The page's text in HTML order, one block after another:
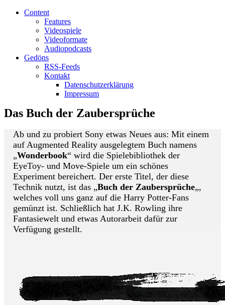
Content
Features
Videospiele
Videoformate
Audiopodcasts
Gedöns
RSS-Feeds
Kontakt
Datenschutzerklärung
Impressum
Das Buch der Zaubersprüche
Ab und zu probiert Sony etwas Neues aus: Mit einem
auf Augmented Reality ausgelegtem Buch namens
„Wonderbook“ wird die Spielebibliothek der
EyeToy- und Move-Spiele um ein schönes
Experiment bereichert. Der erste Titel, der diese
Technik nutzt, ist das „Buch der Zaubersprüche„,
welches voll uns ganz auf die Harry Potter-Fans
gemünzt ist. Schließlich hat J.K. Rowling ihre
Fantasiewelt und etwas Autorarbeit dafür zur
Verfügung gestellt.